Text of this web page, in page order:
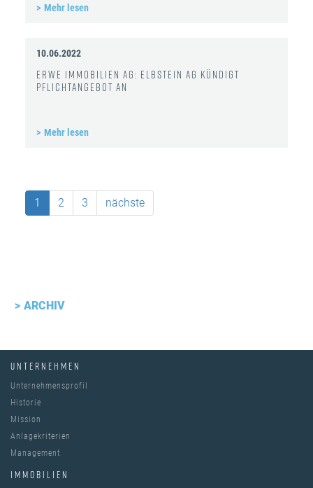
Mehr lesen
10.06.2022
ERWE Immobilien AG: Elbstein AG kündigt
Pflichtangebot an
Mehr lesen
1 2 3 nächste
ARCHIV
UNTERNEHMEN
Unternehmensprofil
Historie
Mission
Anlagekriterien
Management
IMMOBILIEN